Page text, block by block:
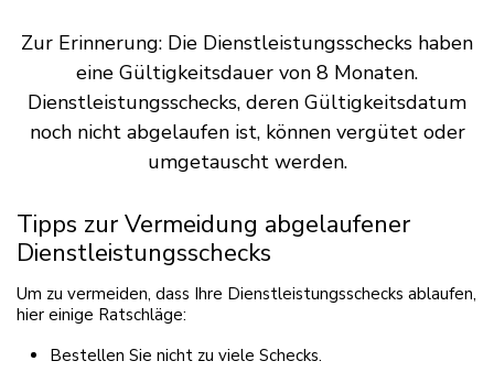
Zur Erinnerung: Die Dienstleistungsschecks haben
eine Gültigkeitsdauer von 8 Monaten.
Dienstleistungsschecks, deren Gültigkeitsdatum
noch nicht abgelaufen ist, können vergütet oder
umgetauscht werden.
Tipps zur Vermeidung abgelaufener
Dienstleistungsschecks
Um zu vermeiden, dass Ihre Dienstleistungsschecks ablaufen,
hier einige Ratschläge:
Bestellen Sie nicht zu viele Schecks.